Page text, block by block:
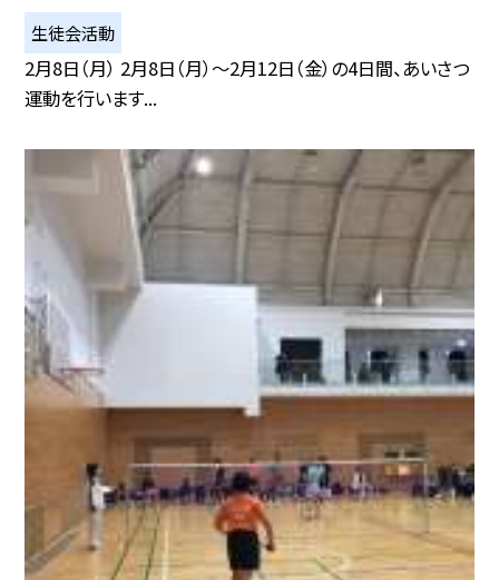
生徒会活動
2月8日（月） 2月8日（月）〜2月12日（金）の4日間、あいさつ
運動を行います...